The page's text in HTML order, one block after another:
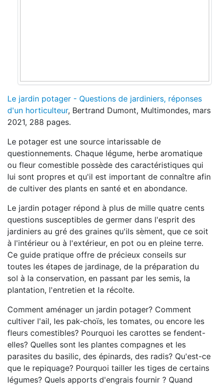
Le jardin potager - Questions de jardiniers, réponses
d'un horticulteur, Bertrand Dumont, Multimondes, mars
2021, 288 pages.
Le potager est une source intarissable de
questionnements. Chaque légume, herbe aromatique
ou fleur comestible possède des caractéristiques qui
lui sont propres et qu'il est important de connaître afin
de cultiver des plants en santé et en abondance.
Le jardin potager répond à plus de mille quatre cents
questions susceptibles de germer dans l'esprit des
jardiniers au gré des graines qu'ils sèment, que ce soit
à l'intérieur ou à l'extérieur, en pot ou en pleine terre.
Ce guide pratique offre de précieux conseils sur
toutes les étapes de jardinage, de la préparation du
sol à la conservation, en passant par les semis, la
plantation, l'entretien et la récolte.
Comment aménager un jardin potager? Comment
cultiver l'ail, les pak-choïs, les tomates, ou encore les
fleurs comestibles? Pourquoi les carottes se fendent-
elles? Quelles sont les plantes compagnes et les
parasites du basilic, des épinards, des radis? Qu'est-ce
que le repiquage? Pourquoi tailler les tiges de certains
légumes? Quels apports d'engrais fournir ? Quand